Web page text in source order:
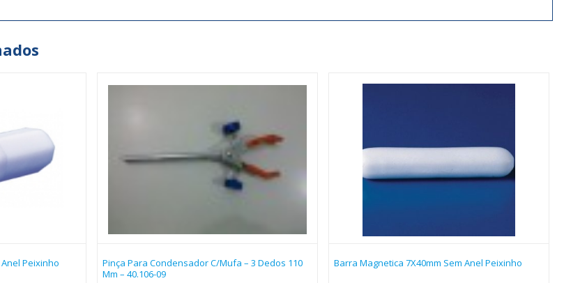
Peixinho
Pinça Para Condensador C/Mufa – 3 Dedos 110
Mm – 40.106-09
Barra Magnetica 7X40mm Sem Anel Peixinho